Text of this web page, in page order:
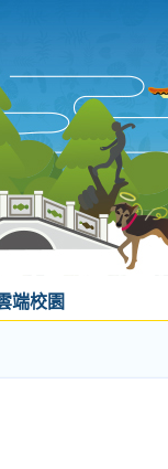
端校園